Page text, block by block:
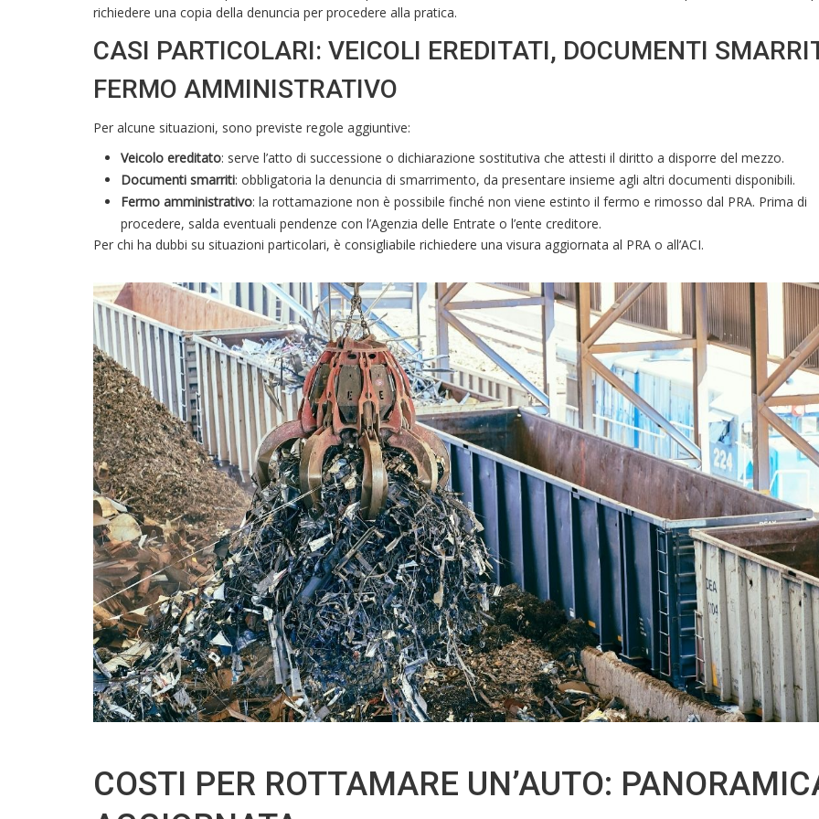
richiedere una copia della denuncia per procedere alla pratica.
CASI PARTICOLARI: VEICOLI EREDITATI, DOCUMENTI
FERMO AMMINISTRATIVO
Per alcune situazioni, sono previste regole aggiuntive:
Veicolo ereditato: serve l’atto di successione o dichiarazione sostitutiva che attesti il diritto a disporre del mezzo.
Documenti smarriti: obbligatoria la denuncia di smarrimento, da presentare insieme agli altri documenti disponibili.
Fermo amministrativo: la rottamazione non è possibile finché non viene estinto il fermo e rimosso dal PRA. Prima di
procedere, salda eventuali pendenze con l’Agenzia delle Entrate o l’ente creditore.
Per chi ha dubbi su situazioni particolari, è consigliabile richiedere una visura aggiornata al PRA o all’ACI.
COSTI PER ROTTAMARE UN’AUTO: